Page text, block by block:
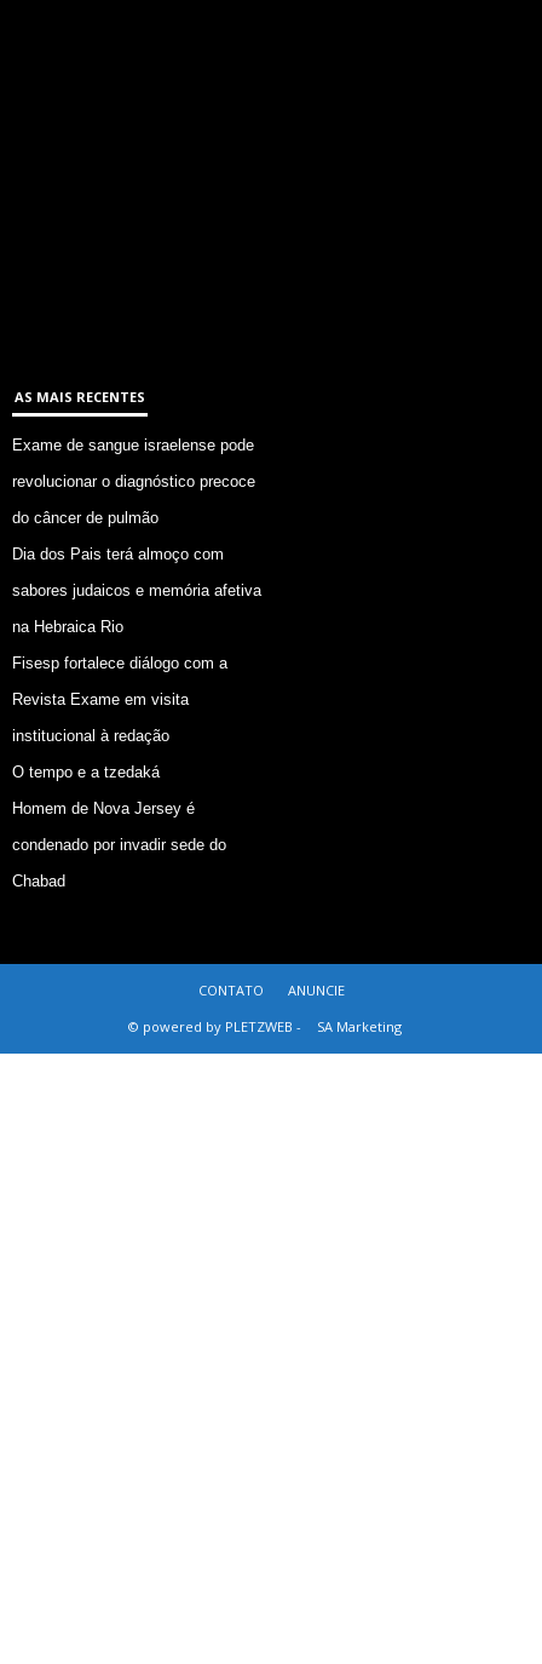
AS MAIS RECENTES
Exame de sangue israelense pode
revolucionar o diagnóstico precoce
do câncer de pulmão
Dia dos Pais terá almoço com
sabores judaicos e memória afetiva
na Hebraica Rio
Fisesp fortalece diálogo com a
Revista Exame em visita
institucional à redação
O tempo e a tzedaká
Homem de Nova Jersey é
condenado por invadir sede do
Chabad
CONTATO
ANUNCIE
© powered by PLETZWEB -
SA Marketing